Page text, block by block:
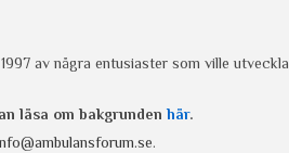
av några entusiaster som ville utveckla
läsa om bakgrunden här.
.